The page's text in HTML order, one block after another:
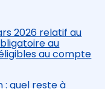
2026 relatif au
au
au compte
quel reste à